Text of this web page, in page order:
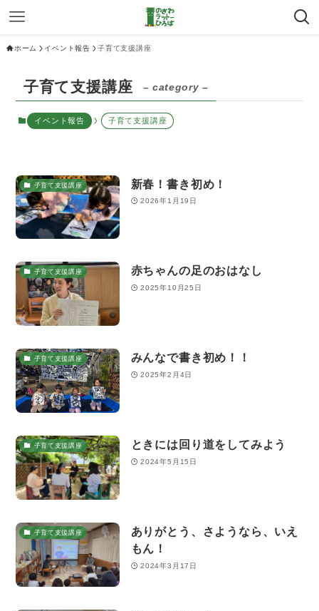
ホーム イベント報告 子育て支援講座
子育て支援講座 – category –
イベント報告 子育て支援講座
子育て支援講座 新春！書き初め！
2026年1月19日
子育て支援講座 赤ちゃんの足のおはなし
2025年10月25日
子育て支援講座 みんなで書き初め！！
2025年2月4日
子育て支援講座 ときには回り道をしてみよう
2024年5月15日
子育て支援講座
ありがとう、さようなら、いえ
もん！
2024年3月17日